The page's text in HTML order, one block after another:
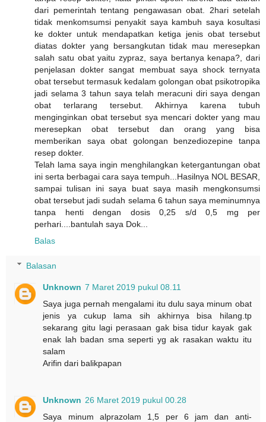
dari pemerintah tentang pengawasan obat. 2hari setelah
tidak menkomsumsi penyakit saya kambuh saya kosultasi
ke dokter untuk mendapatkan ketiga jenis obat tersebut
diatas dokter yang bersangkutan tidak mau meresepkan
salah satu obat yaitu zypraz, saya bertanya kenapa?, dari
penjelasan dokter sangat membuat saya shock ternyata
obat tersebut termasuk kedalam golongan obat psikotropika
jadi selama 3 tahun saya telah meracuni diri saya dengan
obat terlarang tersebut. Akhirnya karena tubuh
menginginkan obat tersebut sya mencari dokter yang mau
meresepkan obat tersebut dan orang yang bisa
memberikan saya obat golongan benzediozepine tanpa
resep dokter.
Telah lama saya ingin menghilangkan ketergantungan obat
ini serta berbagai cara saya tempuh...Hasilnya NOL BESAR,
sampai tulisan ini saya buat saya masih mengkonsumsi
obat tersebut jadi sudah selama 6 tahun saya meminumnya
tanpa henti dengan dosis 0,25 s/d 0,5 mg per
perhari....bantulah saya Dok...
Balas
Balasan
Unknown 7 Maret 2019 pukul 08.11
Saya juga pernah mengalami itu dulu saya minum obat
jenis ya cukup lama sih akhirnya bisa hilang.tp
sekarang gitu lagi perasaan gak bisa tidur kayak gak
enak lah badan sma seperti yg ak rasakan waktu itu
salam
Arifin dari balikpapan
Unknown 26 Maret 2019 pukul 00.28
Saya minum alprazolam 1,5 per 6 jam dan anti-